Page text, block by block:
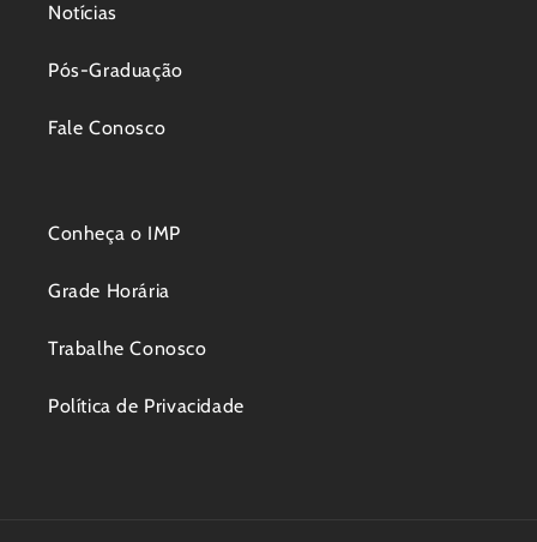
Notícias
Pós-Graduação
Fale Conosco
Conheça o IMP
Grade Horária
Trabalhe Conosco
Política de Privacidade